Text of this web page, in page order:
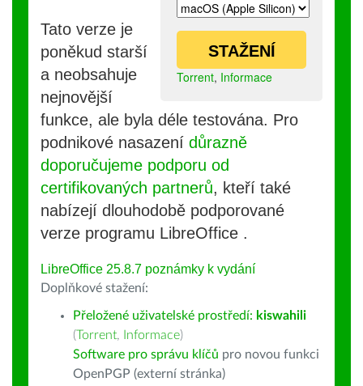
STAŽENÍ
Torrent, Informace
Tato verze je
poněkud starší
a neobsahuje
nejnovější
funkce, ale byla déle testována. Pro
podnikové nasazení důrazně
doporučujeme podporu od
certifikovaných partnerů, kteří také
nabízejí dlouhodobě podporované
verze programu LibreOffice .
LibreOffice 25.8.7 poznámky k vydání
Doplňkové stažení:
Přeložené uživatelské prostředí: kiswahili
(Torrent, Informace)
Software pro správu klíčů pro novou funkci
OpenPGP (externí stránka)